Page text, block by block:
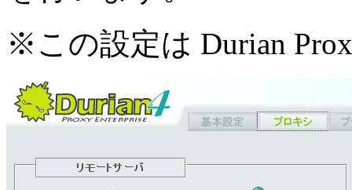
※この設定は Durian